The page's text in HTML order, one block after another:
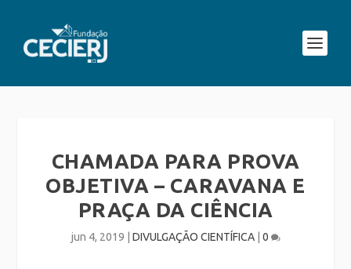
CHAMADA PARA PROVA
OBJETIVA – CARAVANA E
PRAÇA DA CIÊNCIA
jun 4, 2019 DIVULGAÇÃO CIENTÍFICA| 0